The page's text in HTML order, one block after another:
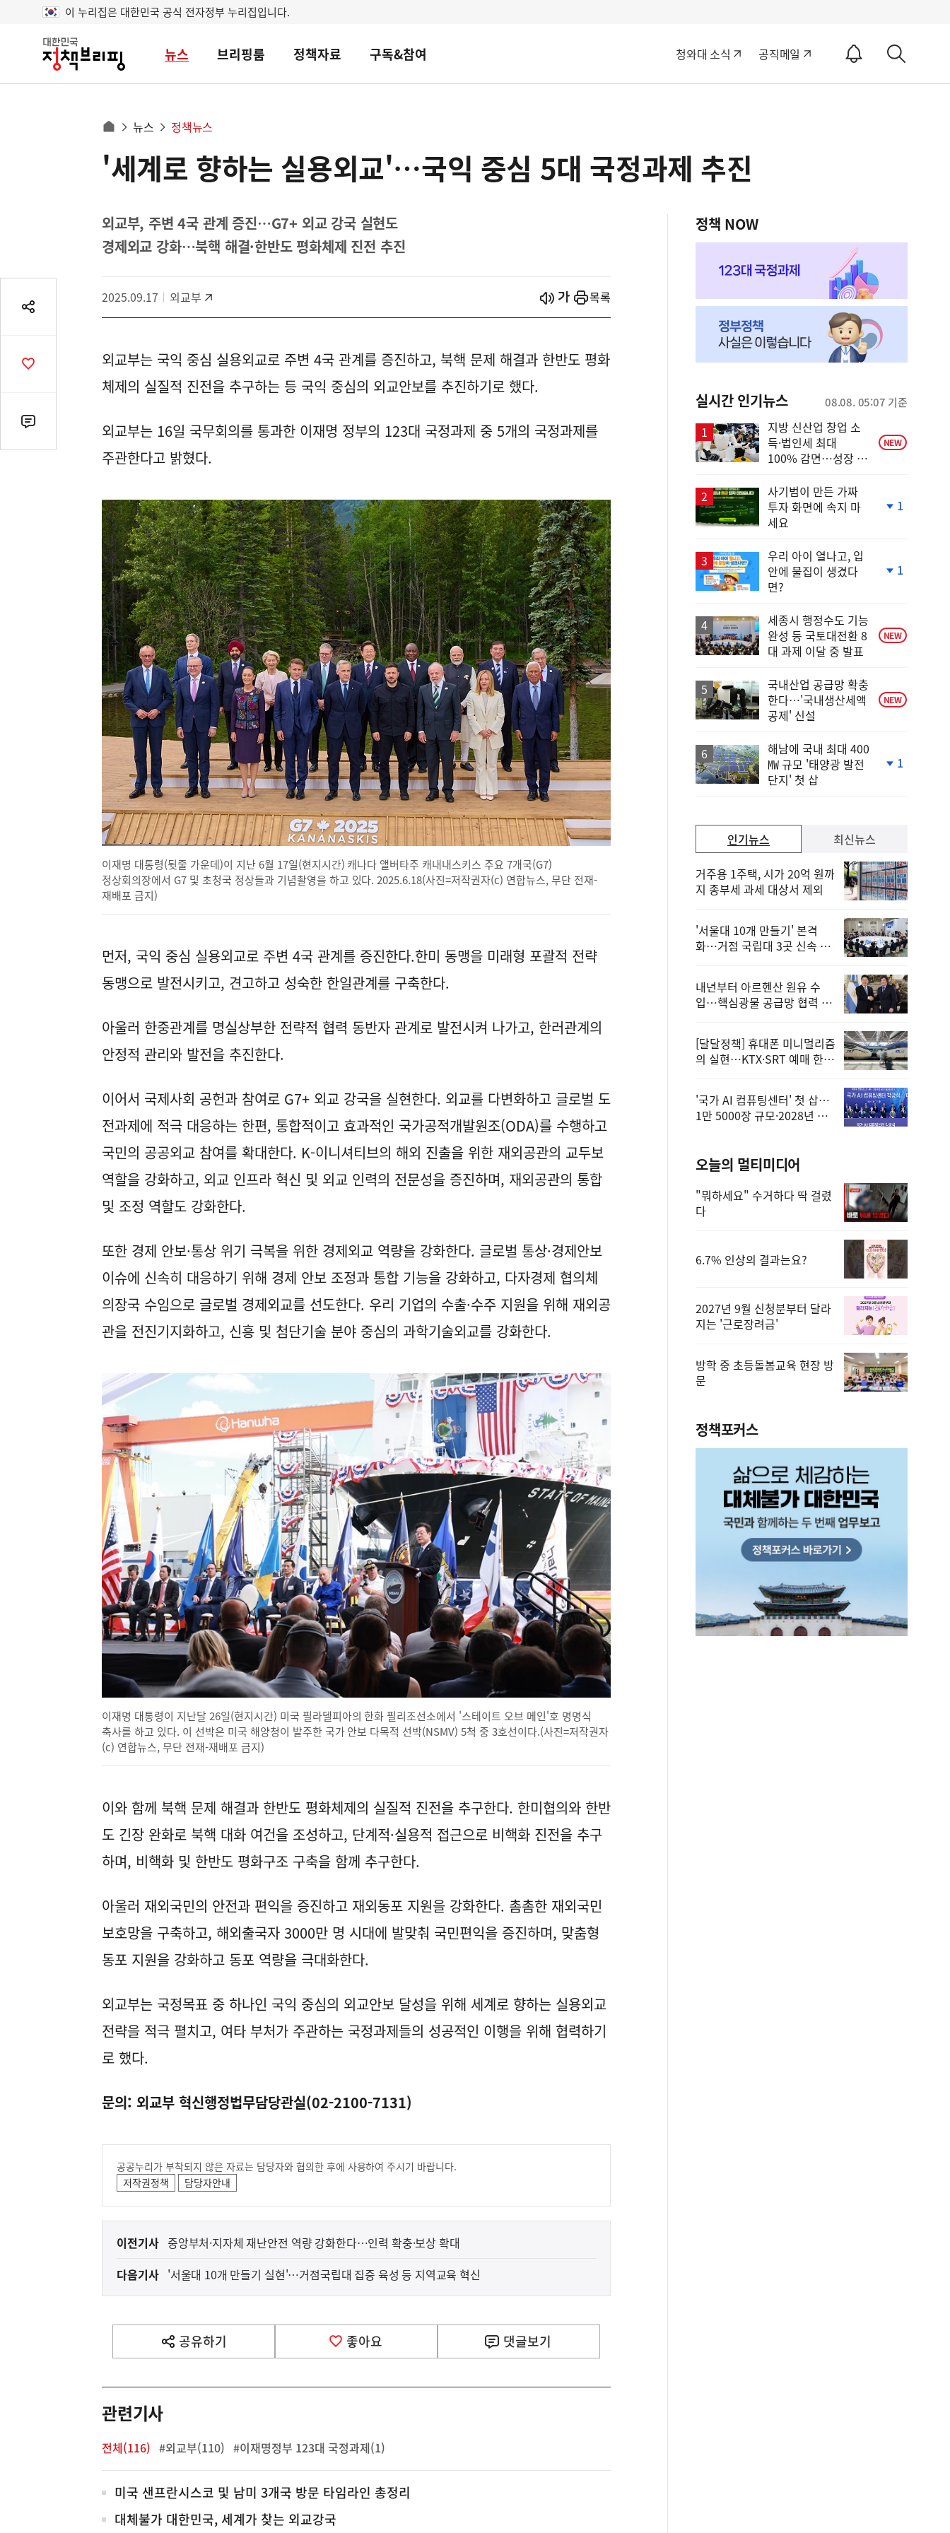
이 누리집은 대한민국 공식 전자정부 누리집입니다.
대
민
뉴스 브리핑룸 정책자료 구독&참여 청와대 소식 공직메일
알
ON
세
으
로
뉴스 정책뉴스
공
기
공
댓
글
'세계로 향하는 실용외교'…국익 중심 5대 국정과제 추진
외교부, 주변 4국 관계 증진…G7+ 외교 강국 실현도
경제외교 강화…북핵 해결·한반도 평화체제 진전 추진
2025.09.17 외교부 시작
열기 목록
외교부는 국익 중심 실용외교로 주변 4국 관계를 증진하고, 북핵 문제 해결과 한반도 평화
체제의 실질적 진전을 추구하는 등 국익 중심의 외교안보를 추진하기로 했다.
외교부는 16일 국무회의를 통과한 이재명 정부의 123대 국정과제 중 5개의 국정과제를
주관한다고 밝혔다.
이재명 대통령(뒷줄 가운데)이 지난 6월 17일(현지시간) 캐나다 앨버타주 캐내내스키스 주요 7개국(G7)
정상회의장에서 G7 및 초청국 정상들과 기념촬영을 하고 있다. 2025.6.18(사진=저작권자(c) 연합뉴스, 무단 전재-
재배포 금지)
먼저, 국익 중심 실용외교로 주변 4국 관계를 증진한다.한미 동맹을 미래형 포괄적 전략
동맹으로 발전시키고, 견고하고 성숙한 한일관계를 구축한다.
아울러 한중관계를 명실상부한 전략적 협력 동반자 관계로 발전시켜 나가고, 한러관계의
안정적 관리와 발전을 추진한다.
이어서 국제사회 공헌과 참여로 G7+ 외교 강국을 실현한다. 외교를 다변화하고 글로벌 도
전과제에 적극 대응하는 한편, 통합적이고 효과적인 국가공적개발원조(ODA)를 수행하고
국민의 공공외교 참여를 확대한다. K-이니셔티브의 해외 진출을 위한 재외공관의 교두보
역할을 강화하고, 외교 인프라 혁신 및 외교 인력의 전문성을 증진하며, 재외공관의 통합
및 조정 역할도 강화한다.
또한 경제 안보·통상 위기 극복을 위한 경제외교 역량을 강화한다. 글로벌 통상·경제안보
이슈에 신속히 대응하기 위해 경제 안보 조정과 통합 기능을 강화하고, 다자경제 협의체
의장국 수임으로 글로벌 경제외교를 선도한다. 우리 기업의 수출·수주 지원을 위해 재외공
관을 전진기지화하고, 신흥 및 첨단기술 분야 중심의 과학기술외교를 강화한다.
이재명 대통령이 지난달 26일(현지시간) 미국 필라델피아의 한화 필리조선소에서 '스테이트 오브 메인'호 명명식
축사를 하고 있다. 이 선박은 미국 해양청이 발주한 국가 안보 다목적 선박(NSMV) 5척 중 3호선이다.(사진=저작권자
(c) 연합뉴스, 무단 전재-재배포 금지)
이와 함께 북핵 문제 해결과 한반도 평화체제의 실질적 진전을 추구한다. 한미협의와 한반
도 긴장 완화로 북핵 대화 여건을 조성하고, 단계적·실용적 접근으로 비핵화 진전을 추구
하며, 비핵화 및 한반도 평화구조 구축을 함께 추구한다.
아울러 재외국민의 안전과 편익을 증진하고 재외동포 지원을 강화한다. 촘촘한 재외국민
보호망을 구축하고, 해외출국자 3000만 명 시대에 발맞춰 국민편익을 증진하며, 맞춤형
동포 지원을 강화하고 동포 역량을 극대화한다.
외교부는 국정목표 중 하나인 국익 중심의 외교안보 달성을 위해 세계로 향하는 실용외교
전략을 적극 펼치고, 여타 부처가 주관하는 국정과제들의 성공적인 이행을 위해 협력하기
로 했다.
문의: 외교부 혁신행정법무담당관실(02-2100-7131)
공공누리가 부착되지 않은 자료는 담당자와 협의한 후에 사용하여 주시기 바랍니다.
저작권정책
담당자안내
이
다
음
기
영
역
이전기사 중앙부처·지자체 재난안전 역량 강화한다…인력 확충·보상 확대
다음기사 '서울대 10개 만들기 실현'…거점국립대 집중 육성 등 지역교육 혁신
공유하기
열
기
좋아요 댓글보기
관련기사
전체(116) #외교부(110) #이재명정부 123대 국정과제(1)
전
체
미국 샌프란시스코 및 남미 3개국 방문 타임라인 총정리
대체불가 대한민국, 세계가 찾는 외교강국
정책 NOW
실시간 인기뉴스 08.08. 05:07 기준
지방 신산업 창업 소
득·법인세 최대
100% 감면…성장 지
NEW
사기범이 만든 가짜
투자 화면에 속지 마
세요
1
우리 아이 열나고, 입
안에 물집이 생겼다
면?
1
세종시 행정수도 기능
완성 등 국토대전환 8
대 과제 이달 중 발표
NEW
국내산업 공급망 확충
한다…'국내생산세액
공제' 신설
NEW
해남에 국내 최대 400
㎿ 규모 '태양광 발전
단지' 첫 삽
1
인기뉴스
거주용 1주택, 시가 20억 원까
지 종부세 과세 대상서 제외
'서울대 10개 만들기' 본격
화…거점 국립대 3곳 신속 선
내년부터 아르헨산 원유 수
입…핵심광물 공급망 협력 체
[달달정책] 휴대폰 미니멀리즘
의 실현…KTX·SRT 예매 한
'국가 AI 컴퓨팅센터' 첫 삽…
1만 5000장 규모·2028년 완
최신뉴스
오늘의 멀티미디어
"뭐하세요" 수거하다 딱 걸렸
다
6.7% 인상의 결과는요?
2027년 9월 신청분부터 달라
지는 '근로장려금'
방학 중 초등돌봄교육 현장 방
문
정책포커스